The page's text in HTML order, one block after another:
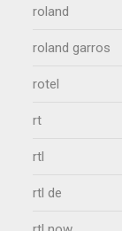
roland
roland garros
rotel
rt
rtl
rtl de